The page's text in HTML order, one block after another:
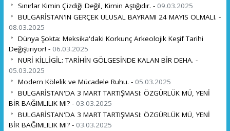
Sınırlar Kimin Çizdiği Değil, Kimin Aştığıdır. - 09.03.2025
BULGARİSTAN'IN GERÇEK ULUSAL BAYRAMI 24 MAYIS OLMALI. -
08.03.2025
Dünya Şokta: Meksika'daki Korkunç Arkeolojik Keşif Tarihi
Değiştiriyor! - 06.03.2025
NURİ KİLLİGİL: TARİHİN GÖLGESİNDE KALAN BİR DEHA. -
05.03.2025
Modern Kölelik ve Mücadele Ruhu. - 05.03.2025
BULGARİSTAN'DA 3 MART TARTIŞMASI: ÖZGÜRLÜK MÜ, YENİ
BİR BAĞIMLILIK MI? - 03.03.2025
BULGARİSTAN'DA 3 MART TARTIŞMASI: ÖZGÜRLÜK MÜ, YENİ
BİR BAĞIMLILIK MI? - 03.03.2025